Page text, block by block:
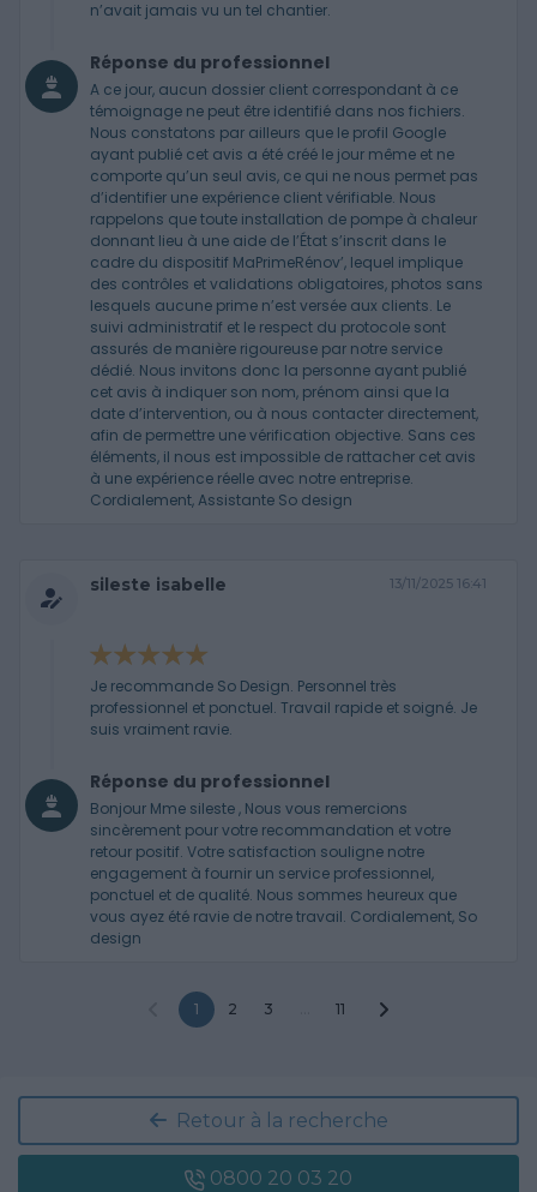
n’avait jamais vu un tel chantier.
Réponse du professionnel
A ce jour, aucun dossier client correspondant à ce
témoignage ne peut être identifié dans nos fichiers.
Nous constatons par ailleurs que le profil Google
ayant publié cet avis a été créé le jour même et ne
comporte qu’un seul avis, ce qui ne nous permet pas
d’identifier une expérience client vérifiable. Nous
rappelons que toute installation de pompe à chaleur
donnant lieu à une aide de l’État s’inscrit dans le
cadre du dispositif MaPrimeRénov’, lequel implique
des contrôles et validations obligatoires, photos sans
lesquels aucune prime n’est versée aux clients. Le
suivi administratif et le respect du protocole sont
assurés de manière rigoureuse par notre service
dédié. Nous invitons donc la personne ayant publié
cet avis à indiquer son nom, prénom ainsi que la
date d’intervention, ou à nous contacter directement,
afin de permettre une vérification objective. Sans ces
éléments, il nous est impossible de rattacher cet avis
à une expérience réelle avec notre entreprise.
Cordialement, Assistante So design
sileste isabelle 13/11/2025 16:41
Je recommande So Design. Personnel très
professionnel et ponctuel. Travail rapide et soigné. Je
suis vraiment ravie.
Réponse du professionnel
Bonjour Mme sileste , Nous vous remercions
sincèrement pour votre recommandation et votre
retour positif. Votre satisfaction souligne notre
engagement à fournir un service professionnel,
ponctuel et de qualité. Nous sommes heureux que
vous ayez été ravie de notre travail. Cordialement, So
design
1 2 3 11
Retour à la recherche
0800 20 03 20